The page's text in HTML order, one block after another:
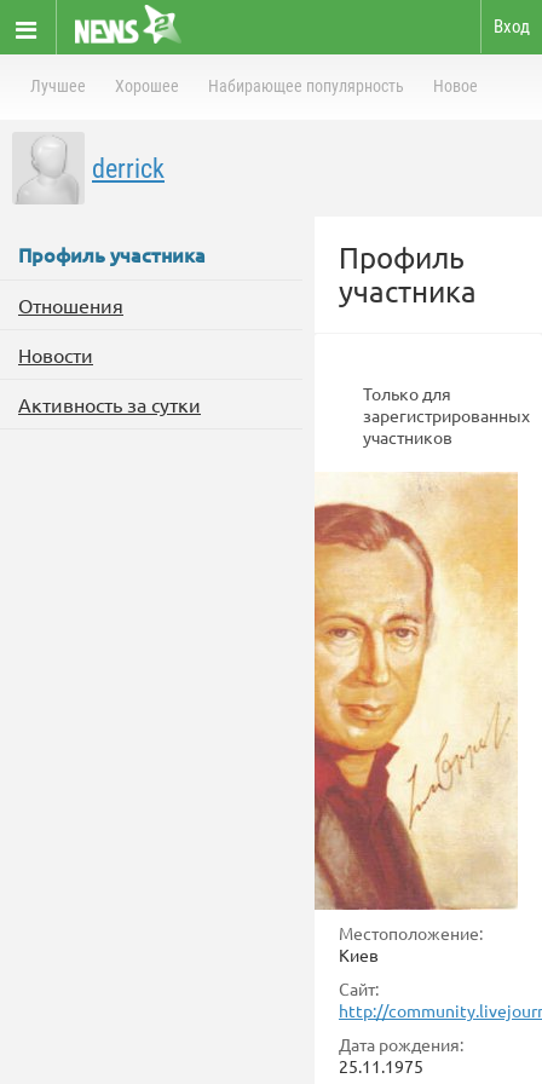
Вход
Лучшее Хорошее Набирающее популярность Новое
derrick
Профиль участника
Отношения
Новости
Активность за сутки
Профиль
участника
Только для
зарегистрированных
участников
Местоположение:
Киев
Сайт:
http://
Дата рождения:
25.11.1975